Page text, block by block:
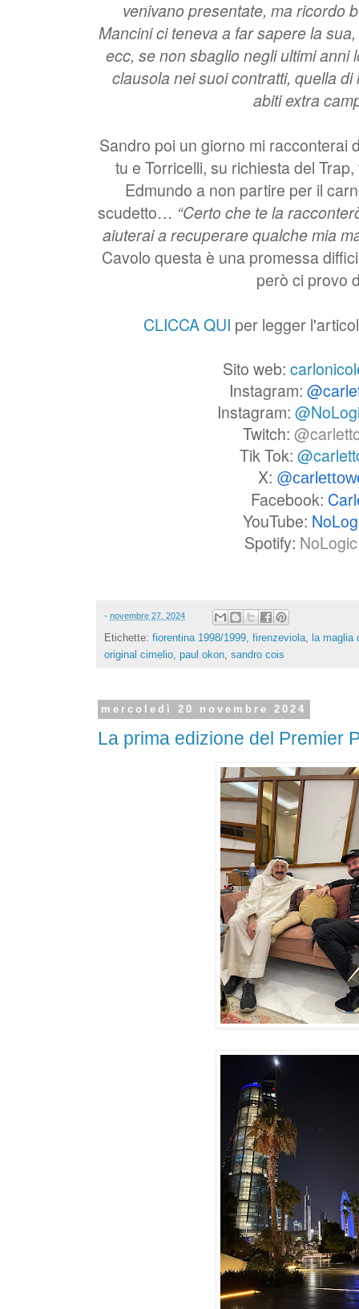
venivano presentate, ma ricordo
Mancini ci teneva a far sapere la
ecc, se non sbaglio negli ultimi anni
clausola nei suoi contratti, quella
abiti extra
Sandro poi un giorno mi racconterai
tu e Torricelli, su richiesta del
Edmundo a non partire per il
scudetto… “Certo che te la
aiuterai a recuperare qualche mia
Cavolo questa è una promessa
però ci provo
CLICCA QUI per legger
Sito web:
Instagram:
Instagram:
Twitch:
Tik Tok:
X:
Facebook:
YouTube:
Spotify:
- novembre 27, 2024
Etichette: fiorentina 1998/1999 firenzeviola la maglia
original cimelio paul okon sandro cois
mercoledì 20 novembre 2024
La prima edizione del Premier